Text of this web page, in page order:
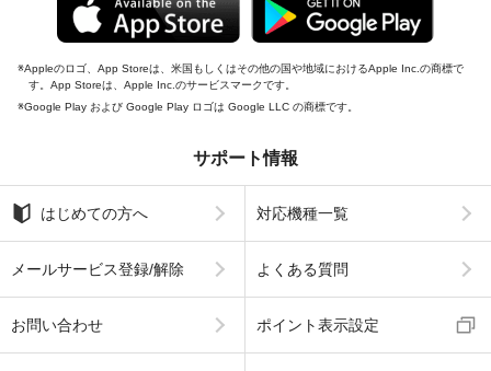
Appleのロゴ、App Storeは、米国もしくはその他の国や地域におけるApple Inc.の商標で
す。App Storeは、Apple Inc.のサービスマークです。
Google Play および Google Play ロゴは Google LLC の商標です。
サポート情報
はじめての方へ 対応機種一覧
メールサービス登録/解除 よくある質問
お問い合わせ ポイント表示設定